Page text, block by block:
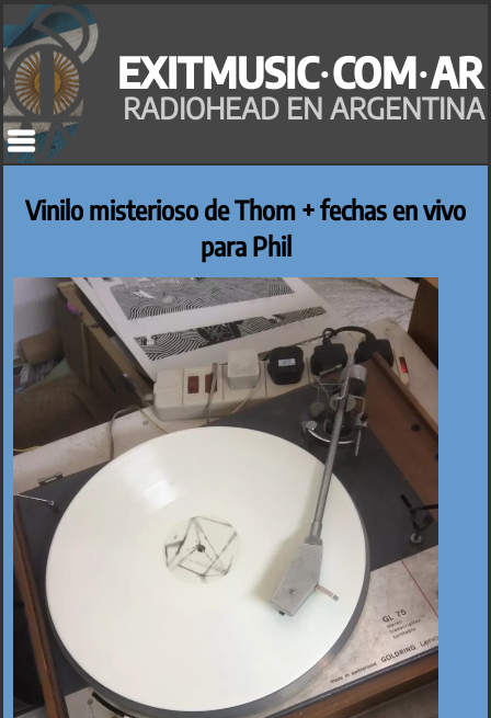
Saltar
al
contenido
EXITMUSIC·COM·AR
RADIOHEAD EN ARGENTINA
Vinilo misterioso de Thom + fechas en vivo
para Phil